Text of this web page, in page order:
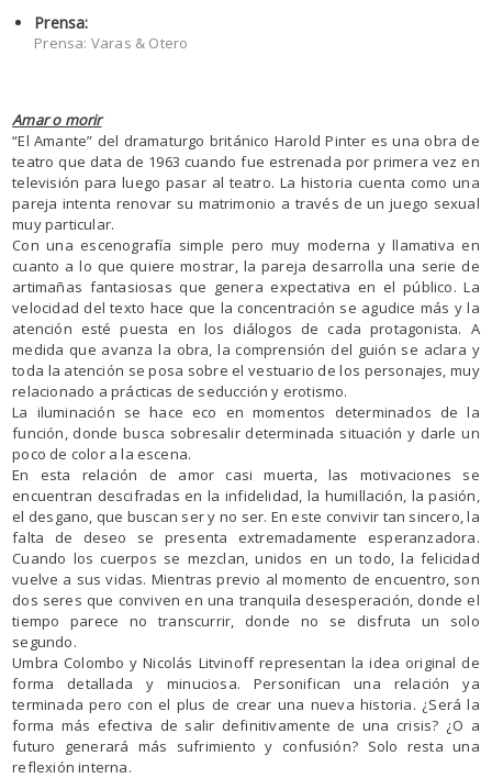
Prensa:
Prensa: Varas & Otero
Amar o morir
“El Amante” del dramaturgo británico Harold Pinter es una obra de
teatro que data de 1963 cuando fue estrenada por primera vez en
televisión para luego pasar al teatro. La historia cuenta como una
pareja intenta renovar su matrimonio a través de un juego sexual
muy particular.
Con una escenografía simple pero muy moderna y llamativa en
cuanto a lo que quiere mostrar, la pareja desarrolla una serie de
artimañas fantasiosas que genera expectativa en el público. La
velocidad del texto hace que la concentración se agudice más y la
atención esté puesta en los diálogos de cada protagonista. A
medida que avanza la obra, la comprensión del guión se aclara y
toda la atención se posa sobre el vestuario de los personajes, muy
relacionado a prácticas de seducción y erotismo.
La iluminación se hace eco en momentos determinados de la
función, donde busca sobresalir determinada situación y darle un
poco de color a la escena.
En esta relación de amor casi muerta, las motivaciones se
encuentran descifradas en la infidelidad, la humillación, la pasión,
el desgano, que buscan ser y no ser. En este convivir tan sincero, la
falta de deseo se presenta extremadamente esperanzadora.
Cuando los cuerpos se mezclan, unidos en un todo, la felicidad
vuelve a sus vidas. Mientras previo al momento de encuentro, son
dos seres que conviven en una tranquila desesperación, donde el
tiempo parece no transcurrir, donde no se disfruta un solo
segundo.
Umbra Colombo y Nicolás Litvinoff representan la idea original de
forma detallada y minuciosa. Personifican una relación ya
terminada pero con el plus de crear una nueva historia. ¿Será la
forma más efectiva de salir definitivamente de una crisis? ¿O a
futuro generará más sufrimiento y confusión? Solo resta una
reflexión interna.